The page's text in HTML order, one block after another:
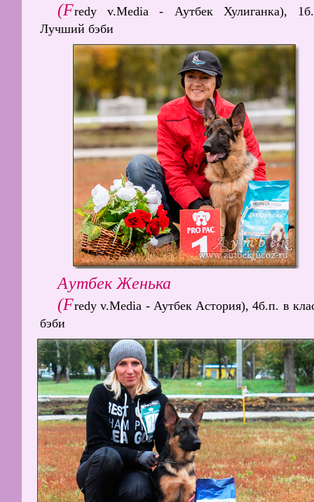
(Fredy v.Media - Аутбек Хулиганка),
Лучший бэби
Аутбек Женька
(Fredy v.Media - Аутбек Астория), 4б.п. в
бэби